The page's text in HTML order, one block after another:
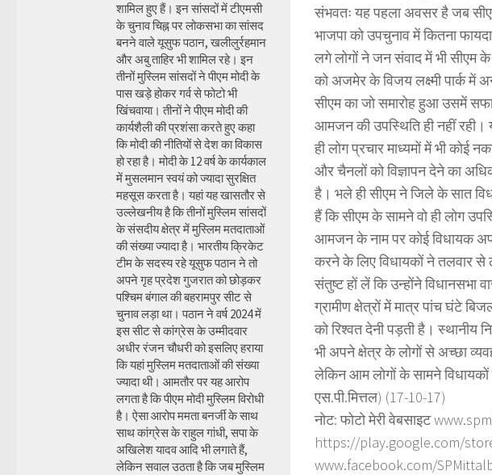
संभवतः यह पहला अवसर है जब
भाजपा को उपचुनाव में कितना फायदा
लगे लोगों ने जन संवाद में भी सीएम
को अजमेर के विजय लक्ष्मी पार्क में
सीएम का जो समारोह हुआ उसमें
आमजन की उपस्थिति ही नहीं रही।
ही लोग प्रचार माध्यमों में भी कोई
और चैनलों को विज्ञापन देने का
है। भले ही सीएम ने जिले के सात
हैं कि सीएम के सामने वो ही लोग
आमजन के नाम पर कोई विधायक अपने
करने के लिए विधायकों ने तलवार से
संतुष्ट हों लें कि उन्होंने
ग्रामीण क्षेत्रों में मात्र पांच घंटे
को रिश्वत देनी पड़ती है।
भी अपने क्षेत्र के लोगों से अच्छा
लेकिन आम लोगों के सामने विधायकों
एस.पी.मित्तल) (17-10-17)
नोट: फोटो मेरी वेबसाइट
https://play.google.com/
www.facebook.com/
शामिल हुए हैं। इन सांसदों में टीएमसी
के चुनाव चिह्न पर लोकसभा का सांसद
बनने वाले यूसुफ पठान, खलीलुर्रहमान
और अबु ताहिर भी शामिल रहे। इन
तीनों मुस्लिम सांसदों ने पीएम मोदी के
पास खड़े होकर गर्व से फोटो भी
खिंचवाया। तीनों ने पीएम मोदी की
कार्यशैली की प्रशंसा करते हुए कहा
कि मोदी की नीतियों से देश का विकास
हो रहा है। मोदी के 12 वर्ष के कार्यकाल
में मुसलमान स्वयं को ज्यादा सुरक्षित
महसूस करता है। यहां यह खासतौर से
उल्लेखनीय है कि तीनों मुस्लिम सांसदों
के संसदीय क्षेत्र में मुस्लिम मतदाताओं
की संख्या ज्यादा है। भारतीय क्रिकेट
टीम के सदस्य रहे यूसुफ पठान ने तो
अपने गृह प्रदेश गुजरात को छोड़कर
पश्चिम बंगाल की बहरामपुर सीट से
चुनाव लड़ा था। पठान ने वर्ष 2024 में
इस सीट से कांग्रेस के उम्मीदवार
अधीर रंजन चौधरी को इसलिए हराया
कि यहां मुस्लिम मतदाताओं की संख्या
ज्यादा थी। आमतौर पर यह आरोप
लगता है कि पीएम मोदी मुस्लिम विरोधी
है। ऐसा आरोप ममता बनर्जी के साथ
साथ कांग्रेस के राहुल गांधी, सपा के
अखिलेश यादव आदि भी लगाते हैं,
लेकिन सवाल उठता है कि जब मुस्लिम